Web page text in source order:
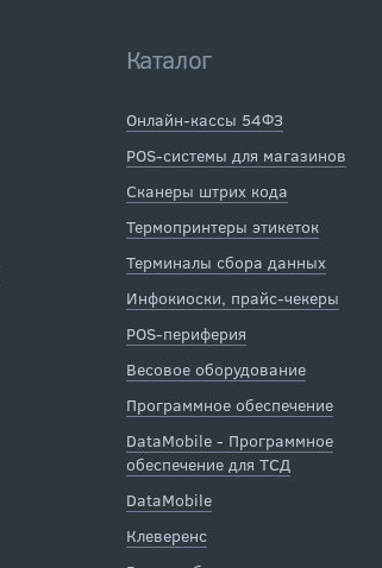
Каталог
Онлайн-кассы 54ФЗ
POS-системы для магазинов
Сканеры штрих кода
Термопринтеры этикеток
Терминалы сбора данных
Инфокиоски, прайс-чекеры
POS-периферия
Весовое оборудование
Программное обеспечение
DataMobile - Программное
обеспечение для ТСД
DataMobile
Клеверенс